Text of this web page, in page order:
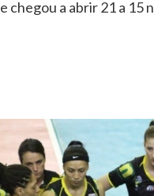
chegou a abrir 21 a 15